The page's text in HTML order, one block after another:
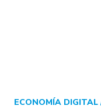
ECONOMÍA DIGITAL